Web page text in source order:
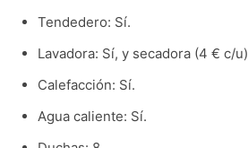
Tendedero: Sí.
Lavadora: Sí, y secadora (4 € c/u)
Calefacción: Sí.
Agua caliente: Sí.